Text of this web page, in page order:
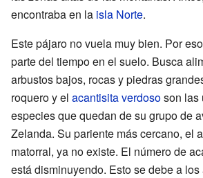
encontraba en la isla Norte.
Este pájaro no vuela muy bien. Por
parte del tiempo en el suelo. Busca
arbustos bajos, rocas y piedras
roquero y el acantisita verdososon las
especies que quedan de su grupo de
Zelanda. Su pariente más cercano, el
matorral, ya no existe. El número de
está disminuyendo. Esto se debe a